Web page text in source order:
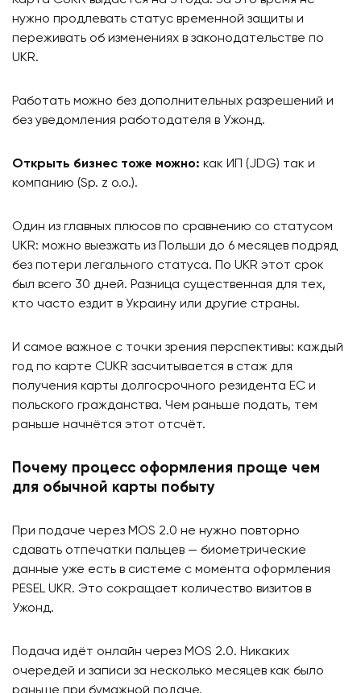
нужно продлевать статус временной защиты и
переживать об изменениях в законодательстве по
UKR.
Работать можно без дополнительных разрешений и
без уведомления работодателя в Ужонд.
Открыть бизнес тоже можно: как ИП (JDG) так и
компанию (Sp. z o.o.).
Один из главных плюсов по сравнению со статусом
UKR: можно выезжать из Польши до 6 месяцев подряд
без потери легального статуса. По UKR этот срок
был всего 30 дней. Разница существенная для тех,
кто часто ездит в Украину или другие страны.
И самое важное с точки зрения перспективы: каждый
год по карте CUKR засчитывается в стаж для
получения карты долгосрочного резидента ЕС и
польского гражданства. Чем раньше подать, тем
раньше начнётся этот отсчёт.
Почему процесс оформления проще чем
для обычной карты побыту
При подаче через MOS 2.0 не нужно повторно
сдавать отпечатки пальцев — биометрические
данные уже есть в системе с момента оформления
PESEL UKR. Это сокращает количество визитов в
Ужонд.
Подача идёт онлайн через MOS 2.0. Никаких
очередей и записи за несколько месяцев как было